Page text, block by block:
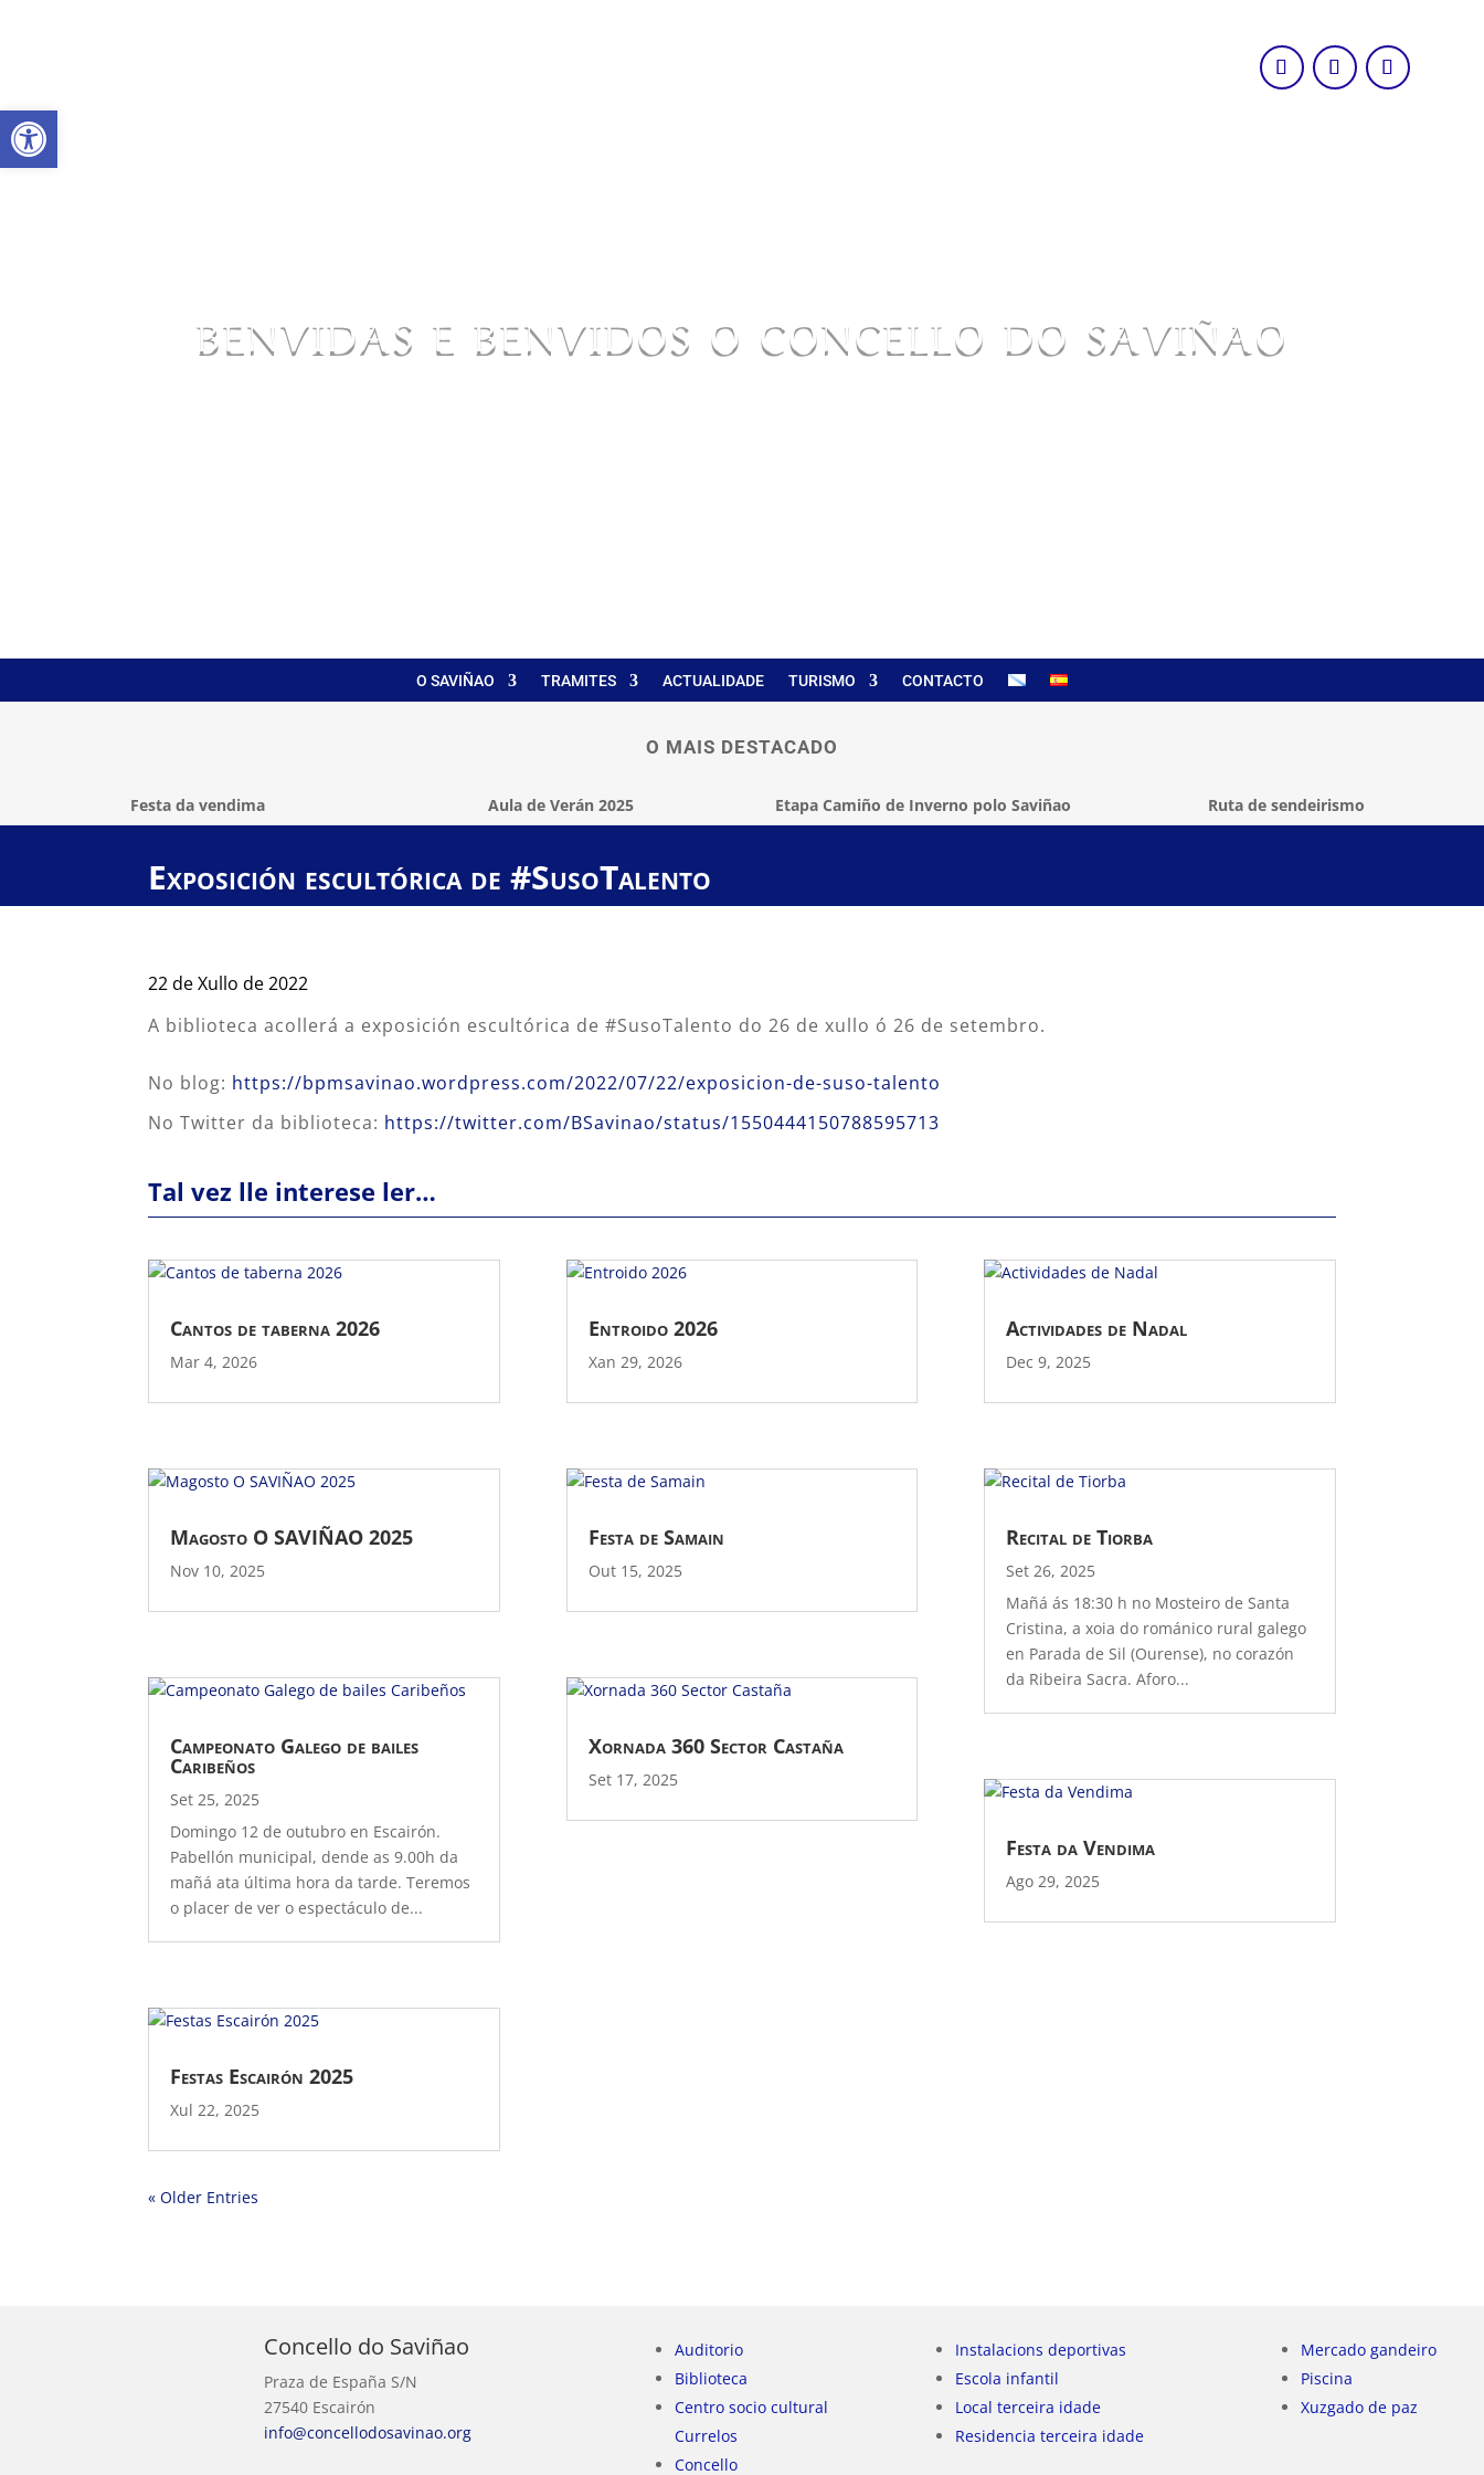
Abrir barra de ferramentas
BENVIDAS E BENVIDOS O CONCELLO DO SAVIÑAO
O SAVIÑAO TRAMITES ACTUALIDADE TURISMO CONTACTO
O MAIS DESTACADO
Festa da vendima Aula de Verán 2025 Etapa Camiño de Inverno polo Saviñao Ruta de sendeirismo
Exposición escultórica de #SusoTalento
22 de Xullo de 2022
A biblioteca acollerá a exposición escultórica de #SusoTalento do 26 de xullo ó 26 de setembro.
No blog: https://bpmsavinao.wordpress.com/2022/07/22/exposicion-de-suso-talento
No Twitter da biblioteca: https://twitter.com/BSavinao/status/1550444150788595713
Tal vez lle interese ler…
Cantos de taberna 2026
Mar 4, 2026
Magosto O SAVIÑAO 2025
Nov 10, 2025
Campeonato Galego de bailes
Caribeños
Set 25, 2025
Domingo 12 de outubro en Escairón.
Pabellón municipal, dende as 9.00h da
mañá ata última hora da tarde. Teremos
o placer de ver o espectáculo de...
Festas Escairón 2025
Xul 22, 2025
Entroido 2026
Xan 29, 2026
Festa de Samain
Out 15, 2025
Xornada 360 Sector Castaña
Set 17, 2025
Actividades de Nadal
Dec 9, 2025
Recital de Tiorba
Set 26, 2025
Mañá ás 18:30 h no Mosteiro de Santa
Cristina, a xoia do románico rural galego
en Parada de Sil (Ourense), no corazón
da Ribeira Sacra. Aforo...
Festa da Vendima
Ago 29, 2025
« Older Entries
Concello do Saviñao
Praza de España S/N
27540 Escairón
info@concellodosavinao.org
Auditorio
Biblioteca
Centro socio cultural
Currelos
Concello
Instalacions deportivas
Escola infantil
Local terceira idade
Residencia terceira idade
Mercado gandeiro
Piscina
Xuzgado de paz